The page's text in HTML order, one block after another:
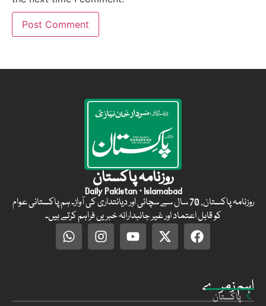
اہم زمرے
پاکستان
روزنامہ پاکستان
Daily Pakistan · Islamabad
روزنامہ پاکستان, 70 سال سے سچائی اور دیانتداری کی آواز۔ ہم پاکستانی عوام
کو قابل اعتماد اور غیر جانبدارانہ خبریں فراہم کرتے ہیں۔